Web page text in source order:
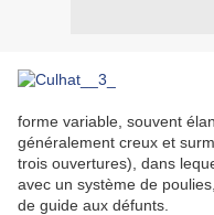
forme variable, souvent
généralement creux et
trois ouvertures), dans
avec un système de
de guide aux défunts.